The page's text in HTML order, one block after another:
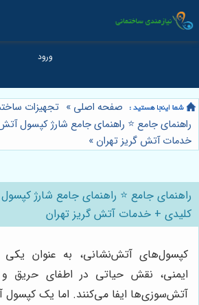
صفحه اصلی » تجهیزات
راهنمای جامع ⭐️ راهنمای جامع شارژ کپسول
خدمات آتش گریز تهران »
راهنمای جامع ⭐️ راهنمای جامع شارژ
کلیدی + خدمات آتش گریز تهران
کپسول‌های آتش‌نشانی، به عنوان یکی
ایمنی، نقش حیاتی در اطفای حریق
آتش‌سوزی‌ها ایفا می‌کنند. اما یک کپسول